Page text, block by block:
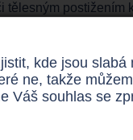
postižením
můžete pro více
kde jsou slabá
ne, takže
Váš souhlas se